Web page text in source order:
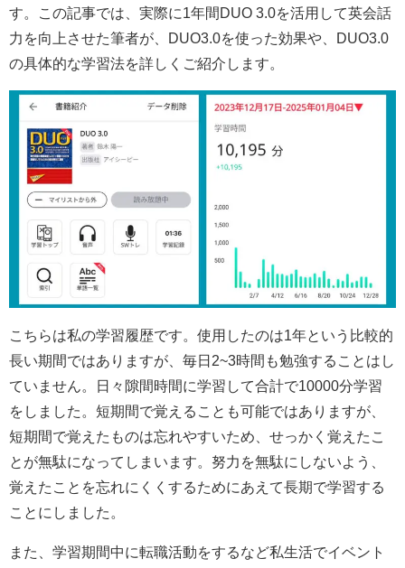
す。この記事では、実際に1年間DUO 3.0を活用して英会話
力を向上させた筆者が、DUO3.0を使った効果や、DUO3.0
の具体的な学習法を詳しくご紹介します。
こちらは私の学習履歴です。使用したのは1年という比較的
長い期間ではありますが、毎日2~3時間も勉強することはし
ていません。日々隙間時間に学習して合計で10000分学習
をしました。短期間で覚えることも可能ではありますが、
短期間で覚えたものは忘れやすいため、せっかく覚えたこ
とが無駄になってしまいます。努力を無駄にしないよう、
覚えたことを忘れにくくするためにあえて長期で学習する
ことにしました。
また、学習期間中に転職活動をするなど私生活でイベント